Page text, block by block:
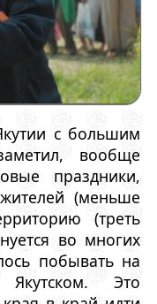
с большим
вообще
праздники,
(меньше
(треть
во многих
побывать на
Это